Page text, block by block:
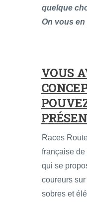
quelque
On vous
VOUS
Races
française de
qui se
coureurs
sobres et